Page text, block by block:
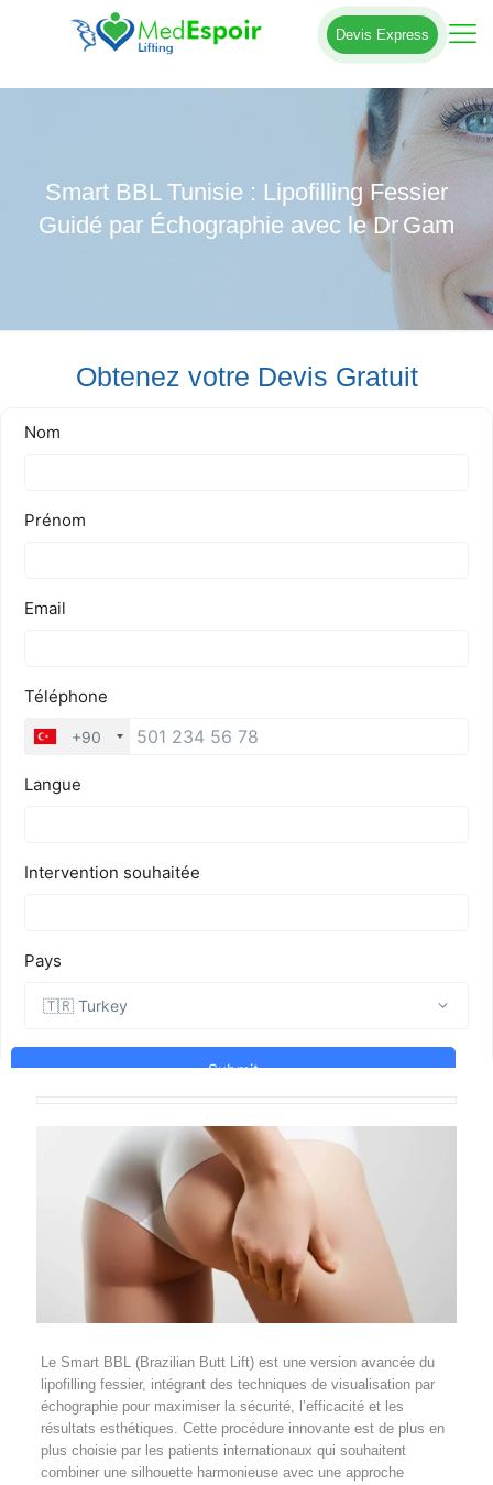
Devis Express
Smart BBL Tunisie : Lipofilling Fessier
Guidé par Échographie avec le Dr Gam
Obtenez votre Devis Gratuit
Le Smart BBL (Brazilian Butt Lift) est une version avancée du
lipofilling fessier, intégrant des techniques de visualisation par
échographie pour maximiser la sécurité, l’efficacité et les
résultats esthétiques. Cette procédure innovante est de plus en
plus choisie par les patients internationaux qui souhaitent
combiner une silhouette harmonieuse avec une approche